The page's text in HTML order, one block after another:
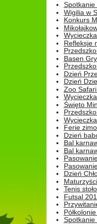
Spotkanie
Wigilia w
Konkurs
Refleksje
Basen
Dzień
Dzień
Zoo
Święto
Ferie
Dzień
Bal
Bal
Dzień
Tenis
Futsal